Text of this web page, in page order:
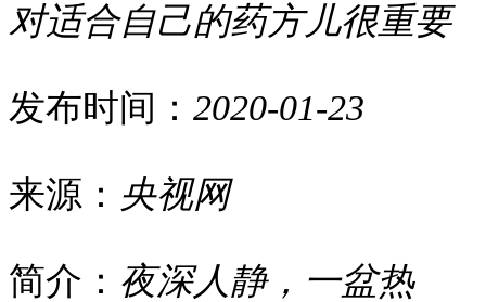
对适合自己的药方儿很重要
发布时间： 2020-01-23
来源： 央视网
简介： 夜深人静，一盆热